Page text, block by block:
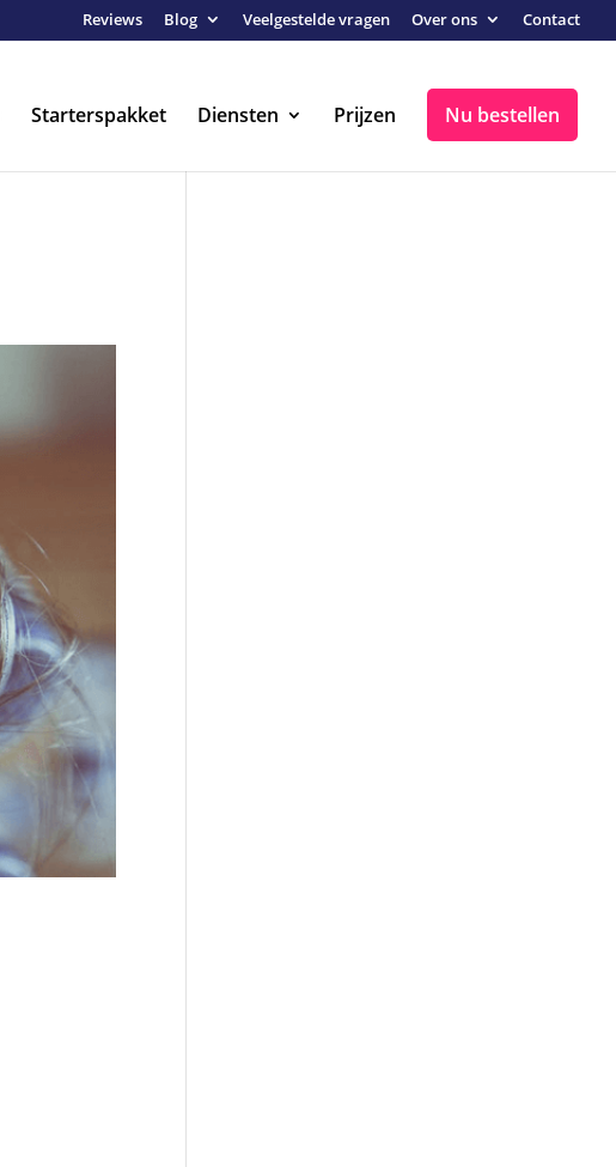
Reviews Blog Veelgestelde vragen Over ons Contact
Starterspakket Diensten Prijzen Nu bestellen